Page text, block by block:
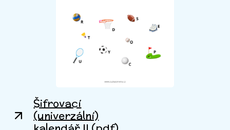
Šifrovací
(univerzální)